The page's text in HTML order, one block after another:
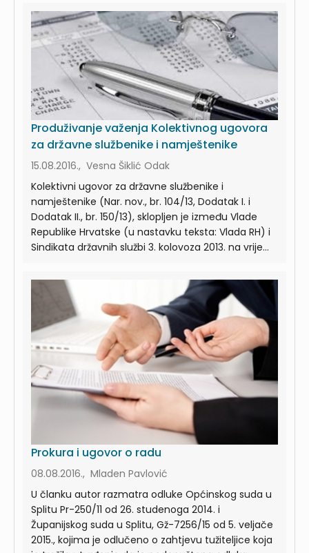
Produživanje važenja Kolektivnog ugovora
za državne službenike i namještenike
15.08.2016., Vesna Šiklić Odak
Kolektivni ugovor za državne službenike i
namještenike (Nar. nov., br. 104/13, Dodatak I. i
Dodatak II., br. 150/13), sklopljen je između Vlade
Republike Hrvatske (u nastavku teksta: Vlada RH) i
Sindikata državnih službi 3. kolovoza 2013. na vrije...
Prokura i ugovor o radu
08.08.2016., Mladen Pavlović
U članku autor razmatra odluke Općinskog suda u
Splitu Pr-250/11 od 26. studenoga 2014. i
Županijskog suda u Splitu, Gž-7256/15 od 5. veljače
2015., kojima je odlučeno o zahtjevu tužiteljice koja